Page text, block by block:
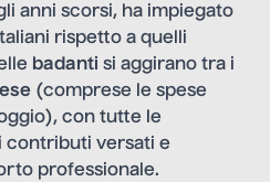
anni scorsi, ha impiegato
rispetto a quelli
badanti si aggirano tra i
(comprese le spese
con tutte le
contributi versati e
professionale.